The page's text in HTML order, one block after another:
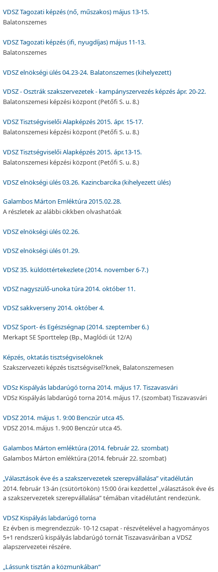
VDSZ Tagozati képzés (nő, műszakos) május 13-15.
Balatonszemes
VDSZ Tagozati képzés (ifi, nyugdíjas) május 11-13.
Balatonszemes
VDSZ elnökségi ülés 04.23-24. Balatonszemes (kihelyezett)
VDSZ - Osztrák szakszervezetek - kampányszervezés képzés ápr. 20-22.
Balatonszemesi képzési központ (Petőfi S. u. 8.)
VDSZ Tisztségviselői Alapképzés 2015. ápr. 15-17.
Balatonszemesi képzési központ (Petőfi S. u. 8.)
VDSZ Tisztségviselői Alapképzés 2015. ápr.13-15.
Balatonszemesi képzési központ (Petőfi S. u. 8.)
VDSZ elnökségi ülés 03.26. Kazincbarcika (kihelyezett ülés)
Galambos Márton Emléktúra 2015.02.28.
A részletek az alábbi cikkben olvashatóak
VDSZ elnökségi ülés 02.26.
VDSZ elnökségi ülés 01.29.
VDSZ 35. küldöttértekezlete (2014. november 6-7.)
VDSZ nagyszülő-unoka túra 2014. október 11.
VDSZ sakkverseny 2014. október 4.
VDSZ Sport- és Egészségnap (2014. szeptember 6.)
Merkapt SE Sporttelep (Bp., Maglódi út 12/A)
Képzés, oktatás tisztségviselöknek
Szakszervezeti képzés tisztségvisel?knek, Balatonszemesen
VDSz Kispályás labdarúgó torna 2014. május 17. Tiszavasvári
VDSz Kispályás labdarúgó torna 2014. május 17. (szombat) Tiszavasvári
VDSZ 2014. május 1. 9:00 Benczúr utca 45.
VDSZ 2014. május 1. 9:00 Benczúr utca 45.
Galambos Márton emléktúra (2014. február 22. szombat)
Galambos Márton emléktúra (2014. február 22. szombat)
„Választások éve és a szakszervezetek szerepvállalása” vitadélután
2014. február 13-án (csütörtökön) 15:00 órai kezdettel „választások éve és
a szakszervezetek szerepvállalása” témában vitadélutánt rendezünk.
VDSZ Kispályás labdarúgó torna
Ez évben is megrendezzük- 10-12 csapat - részvételével a hagyományos
5+1 rendszerû kispályás labdarúgó tornát Tiszavasváriban a VDSZ
alapszervezetei részére.
„Lássunk tisztán a közmunkában“